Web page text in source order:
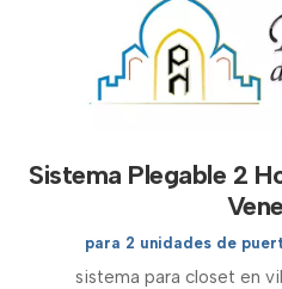
Sistema Plegable 2
para 2 unidades de
sistema para closet en